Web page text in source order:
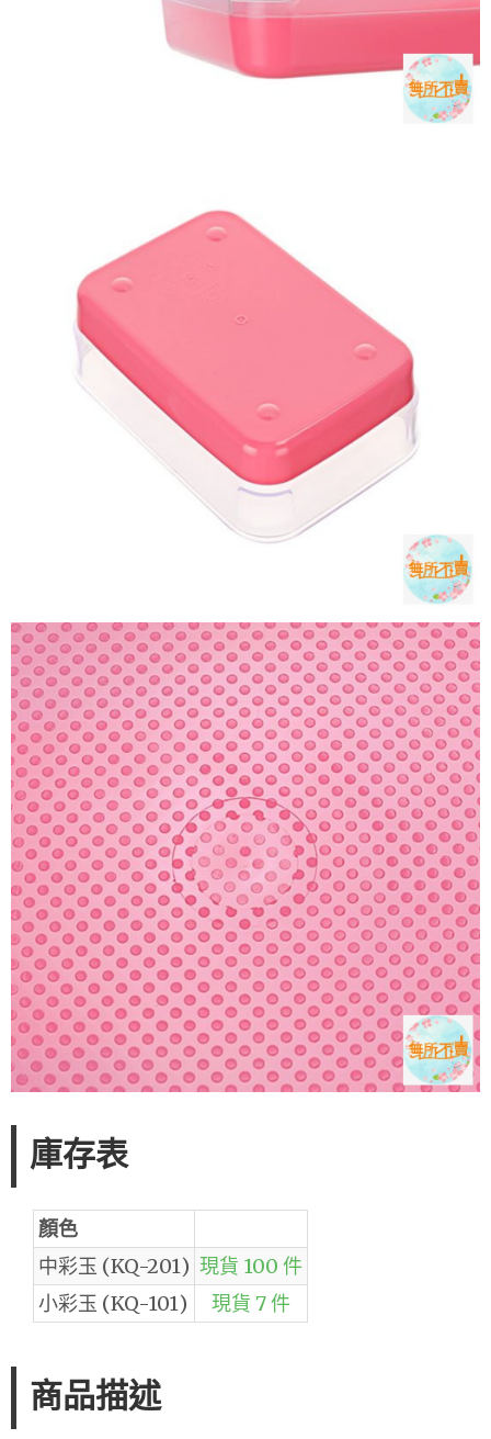
庫存表
顏色
中彩玉 (KQ-201) 現貨 100 件
小彩玉 (KQ-101)
現貨 7 件
商品描述